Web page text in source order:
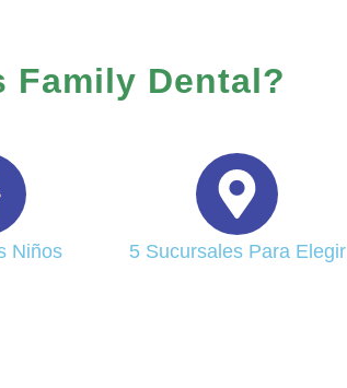
Family Dental?
Niños 5 Sucursales Para Elegir